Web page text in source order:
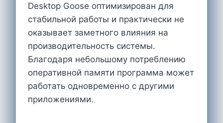
Desktop Goose оптимизирован для
стабильной работы и практически не
оказывает заметного влияния на
производительность системы.
Благодаря небольшому потреблению
оперативной памяти программа может
работать одновременно с другими
приложениями.